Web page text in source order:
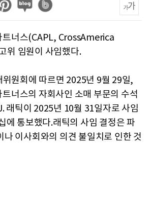
트너스(CAPL, CrossAmerica
위 임원이 사임했다.
위원회에 따르면 2025년 9월 29일,
너스의 자회사인 소매 부문의 수석
래틱이 2025년 10월 31일자로 사임
에 통보했다.래틱의 사임 결정은 파
나 이사회와의 의견 불일치로 인한 것